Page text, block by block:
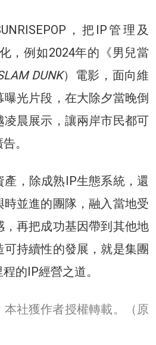
，把IP管理及
，例如2024年的《男兒當
DUNK）電影，面向維
光片段，在大除夕當晚倒
晨展示，讓兩岸市民都可
。
，除成熟IP生態系統，還
並進的團隊，融入當地受
，再把成功基因帶到其他地
持續性的發展，就是集團
的IP經營之道。
社獲作者授權轉載。
（原